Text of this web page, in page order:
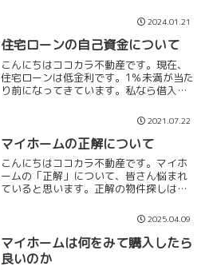
「希望する予算以外も」見学して比較す
る必要があります。なぜなら「思い込
み」が一番失敗する原因になり...
2024.01.21
住宅ローンの自己資金について
こんにちはココカラ不動産です。現在、
住宅ローンは低金利です。1％未満が当た
り前になってきています。私なら借入で
して購入します。諸経費も借りれるなら
合わせて借ります。こんなに低金利なら
自己資金として使わず手...
2021.07.22
マイホームの正解について
こんにちはココカラ不動産です。マイホ
ームの「正解」について、皆さん悩まれ
ていると思います。正解の物件探しは人
りの答えがあります。ただ私は、一つだ
け誰でも共通している正解があると思っ
ています。それは「そ...
2025.04.09
マイホームは何をみて購入したら
良いのか